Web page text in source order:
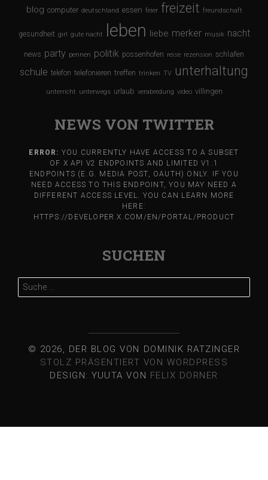
blog computer deutschland essen feier freizeit freundschaft
gesundheit girl gute nacht leben liebe merker musik nacht
news party pennen politik possenhofen reise rezension schlafen
schule telefon telefonieren treffen trinken TV unterhaltung
unterricht unterwegs urlaub verabredung video villingen
NEWS VON TWITTER
ERROR: YOU CURRENTLY HAVE ACCESS TO A SUBSET
OF X API V2 ENDPOINTS AND LIMITED V1.1
ENDPOINTS (E.G. MEDIA POST, OAUTH) ONLY. IF YOU
NEED ACCESS TO THIS ENDPOINT, YOU MAY NEED A
DIFFERENT ACCESS LEVEL. YOU CAN LEARN MORE
HERE:
HTTPS://DEVELOPER.X.COM/EN/PORTAL/PRODUCT
SUCHEN
nach:
© 2026, DER BLOG VON DOMINIK RATZINGER
STOLZ PRÄSENTIERT VON WORDPRESS
DESIGN: YUUTA VON FELIX DORNER